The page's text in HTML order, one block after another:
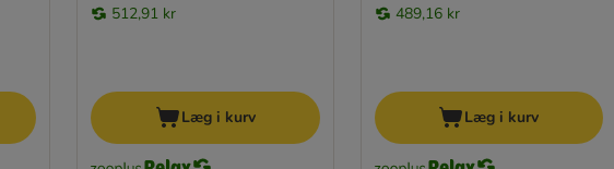
512,91 kr
Læg i kurv
489,16 kr
Læg i kurv